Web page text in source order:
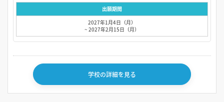
出願期間
2027年1月4日（月）
~ 2027年2月15日（月）
学校の詳細を見る